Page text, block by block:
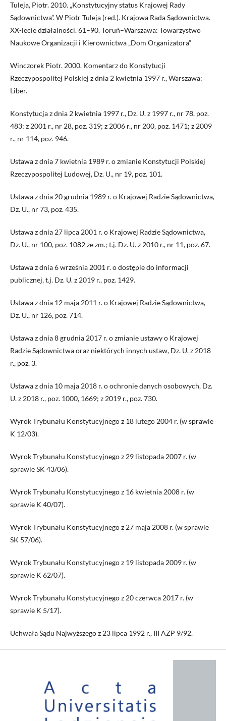
Tuleja, Piotr. 2010. „Konstytucyjny status Krajowej Rady
Sądownictwa”. W Piotr Tuleja (red.). Krajowa Rada Sądownictwa.
XX-lecie działalności. 61–90. Toruń–Warszawa: Towarzystwo
Naukowe Organizacji i Kierownictwa „Dom Organizatora”
Winczorek Piotr. 2000. Komentarz do Konstytucji
Rzeczypospolitej Polskiej z dnia 2 kwietnia 1997 r., Warszawa:
Liber.
Konstytucja z dnia 2 kwietnia 1997 r., Dz. U. z 1997 r., nr 78, poz.
483; z 2001 r., nr 28, poz. 319; z 2006 r., nr 200, poz. 1471; z 2009
r., nr 114, poz. 946.
Ustawa z dnia 7 kwietnia 1989 r. o zmianie Konstytucji Polskiej
Rzeczypospolitej Ludowej, Dz. U., nr 19, poz. 101.
Ustawa z dnia 20 grudnia 1989 r. o Krajowej Radzie Sądownictwa,
Dz. U., nr 73, poz. 435.
Ustawa z dnia 27 lipca 2001 r. o Krajowej Radzie Sądownictwa,
Dz. U., nr 100, poz. 1082 ze zm.; t.j. Dz. U. z 2010 r., nr 11, poz. 67.
Ustawa z dnia 6 września 2001 r. o dostępie do informacji
publicznej, t.j. Dz. U. z 2019 r., poz. 1429.
Ustawa z dnia 12 maja 2011 r. o Krajowej Radzie Sądownictwa,
Dz. U., nr 126, poz. 714.
Ustawa z dnia 8 grudnia 2017 r. o zmianie ustawy o Krajowej
Radzie Sądownictwa oraz niektórych innych ustaw, Dz. U. z 2018
r., poz. 3.
Ustawa z dnia 10 maja 2018 r. o ochronie danych osobowych, Dz.
U. z 2018 r., poz. 1000, 1669; z 2019 r., poz. 730.
Wyrok Trybunału Konstytucyjnego z 18 lutego 2004 r. (w sprawie
K 12/03).
Wyrok Trybunału Konstytucyjnego z 29 listopada 2007 r. (w
sprawie SK 43/06).
Wyrok Trybunału Konstytucyjnego z 16 kwietnia 2008 r. (w
sprawie K 40/07).
Wyrok Trybunału Konstytucyjnego z 27 maja 2008 r. (w sprawie
SK 57/06).
Wyrok Trybunału Konstytucyjnego z 19 listopada 2009 r. (w
sprawie K 62/07).
Wyrok Trybunału Konstytucyjnego z 20 czerwca 2017 r. (w
sprawie K 5/17).
Uchwała Sądu Najwyższego z 23 lipca 1992 r., III AZP 9/92.